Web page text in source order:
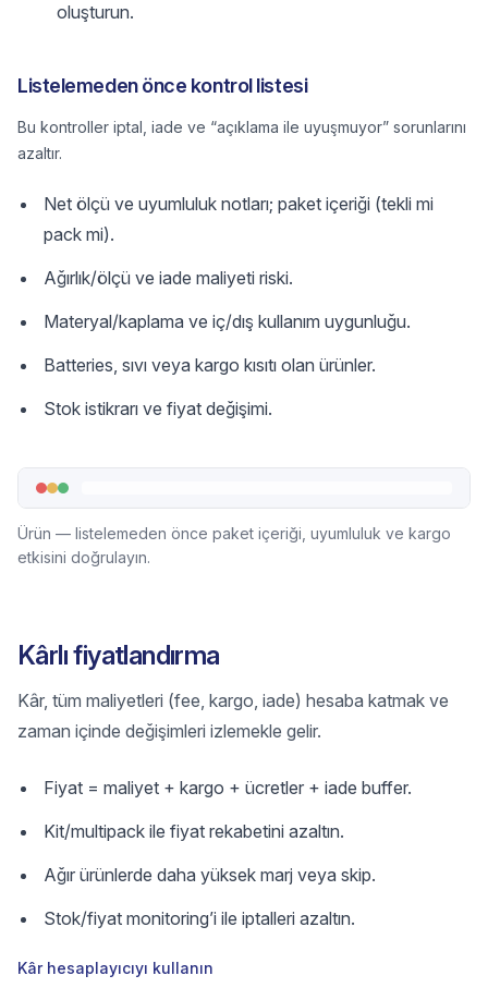
oluşturun.
Listelemeden önce kontrol listesi
Bu kontroller iptal, iade ve “açıklama ile uyuşmuyor” sorunlarını
azaltır.
Net ölçü ve uyumluluk notları; paket içeriği (tekli mi
pack mi).
Ağırlık/ölçü ve iade maliyeti riski.
Materyal/kaplama ve iç/dış kullanım uygunluğu.
Batteries, sıvı veya kargo kısıtı olan ürünler.
Stok istikrarı ve fiyat değişimi.
Ürün — listelemeden önce paket içeriği, uyumluluk ve kargo
etkisini doğrulayın.
Kârlı fiyatlandırma
Kâr, tüm maliyetleri (fee, kargo, iade) hesaba katmak ve
zaman içinde değişimleri izlemekle gelir.
Fiyat = maliyet + kargo + ücretler + iade buffer.
Kit/multipack ile fiyat rekabetini azaltın.
Ağır ürünlerde daha yüksek marj veya skip.
Stok/fiyat monitoring’i ile iptalleri azaltın.
Kâr hesaplayıcıyı kullanın